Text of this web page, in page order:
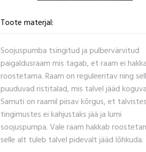
Toote materjal:
Soojuspumba tsingitud ja pulbervärvitud
paigaldusraam mis tagab, et raam ei hakka
roostetama. Raam on reguleeritav ning
puuduvad ristitalad, mis talvel jääd
Samuti on raamil piisav kõrgus, et talvistes
tingimustes ei kahjustaks jää ja lumi
soojuspumpa. Vale raam hakkab
selle alt tuleb talvel pidevalt jääd lõhkuda.